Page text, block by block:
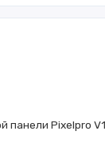
панели Pixelpro